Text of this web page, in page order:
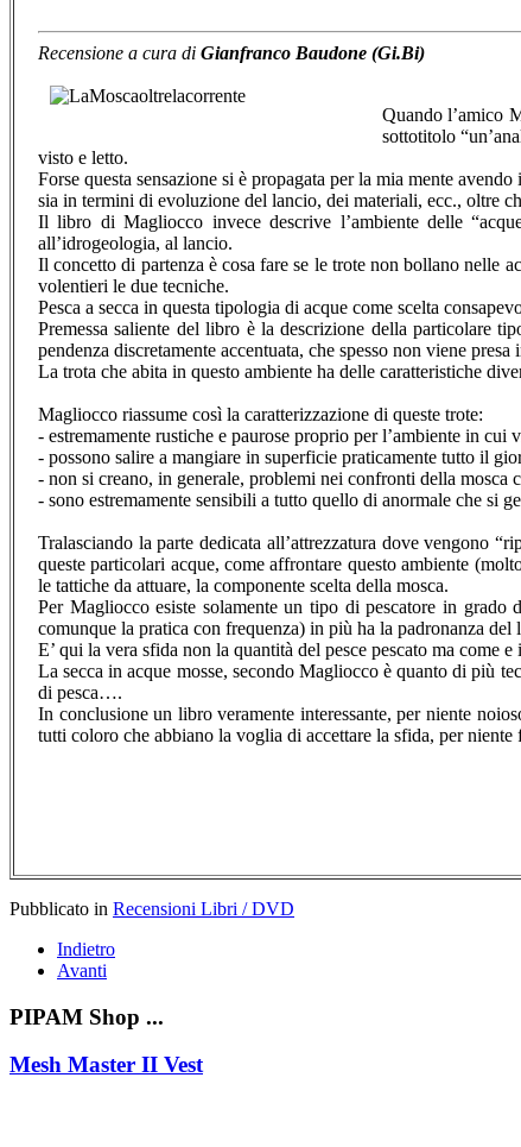
Recensione a cura di Gianfranco Baudone (Gi.Bi)
Quando l’amico
sottotitolo
visto e letto.
Forse questa sensazione si è propagata per la mia mente
sia in termini di evoluzione del lancio, dei materiali, ecc., oltre
Il libro di Magliocco invece descrive l’ambiente delle
all’idrogeologia, al lancio.
Il concetto di partenza è cosa fare se le trote non bollano nelle
volentieri le due tecniche.
Pesca a secca in questa tipologia di acque come scelta
Premessa saliente del libro è la descrizione della particolare
pendenza discretamente accentuata, che spesso non viene
La trota che abita in questo ambiente ha delle caratteristiche
Magliocco riassume così la caratterizzazione di queste trote:
- estremamente rustiche e paurose proprio per l’ambiente in cui
- possono salire a mangiare in superficie praticamente tutto il
- non si creano, in generale, problemi nei confronti della mosca
- sono estremamente sensibili a tutto quello di anormale che si
Tralasciando la parte dedicata all’attrezzatura dove vengono
queste particolari acque, come affrontare questo ambiente
le tattiche da attuare, la componente scelta della mosca.
Per Magliocco esiste solamente un tipo di pescatore in grado
comunque la pratica con frequenza) in più ha la padronanza
E’ qui la vera sfida non la quantità del pesce pescato ma come
La secca in acque mosse, secondo Magliocco è quanto di più
di pesca….
In conclusione un libro veramente interessante, per niente
tutti coloro che abbiano la voglia di accettare la sfida, per niente
Pubblicato in Recensioni Libri / DVD
Indietro
Avanti
PIPAM Shop ...
Mesh Master II Vest